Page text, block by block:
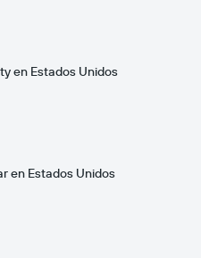
en Estados Unidos
en Estados Unidos